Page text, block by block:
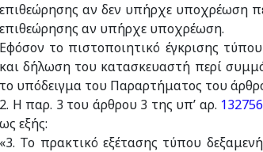
επιθεώρησης αν δεν υπήρχε υποχρέωση
επιθεώρησης αν υπήρχε υποχρέωση.
Εφόσον το πιστοποιητικό έγκρισης
και δήλωση του κατασκευαστή περί
το υπόδειγμα του Παραρτήματος του
2. Η παρ. 3 του άρθρου 3 της υπ’ αρ.
ως εξής:
«3. Το πρακτικό εξέτασης τύπου